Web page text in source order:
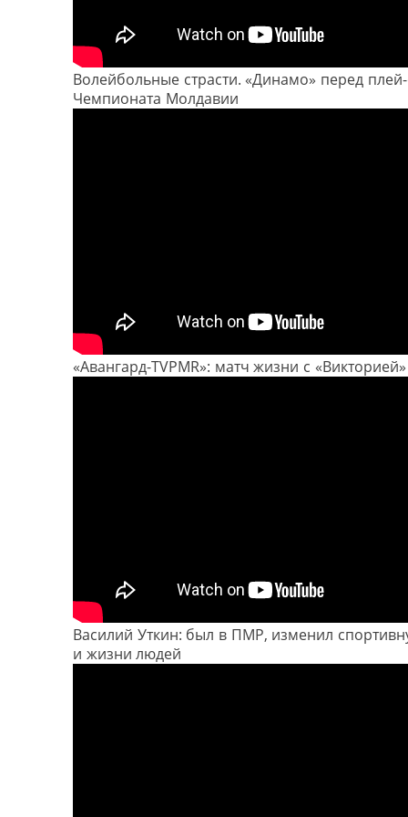
Волейбольные страсти. «Динамо» перед
Чемпионата Молдавии
«Авангард-TVPMR»: матч жизни с
Василий Уткин: был в ПМР, изменил
и жизни людей